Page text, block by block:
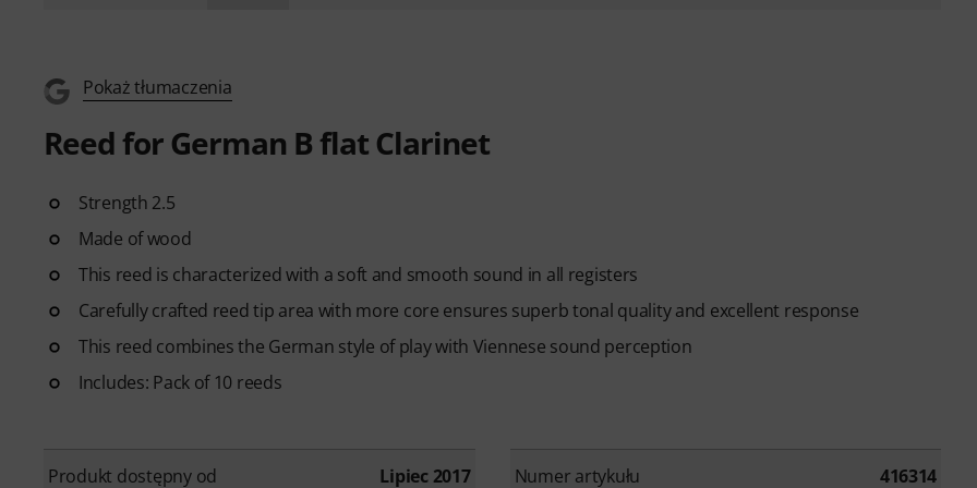
Pokaż tłumaczenia
Reed for German B flat Clarinet
Strength 2.5
Made of wood
This reed is characterized with a soft and smooth sound in all registers
Carefully crafted reed tip area with more core ensures superb tonal quality and excellent response
This reed combines the German style of play with Viennese sound perception
Includes: Pack of 10 reeds
Produkt dostępny od Lipiec 2017 Numer artykułu 416314